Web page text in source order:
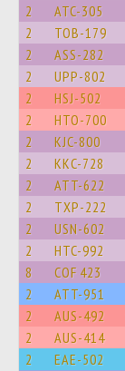
2 ATC-305
2 TOB-179
2 ASS-282
2 UPP-802
2 HSJ-502
2 HTO-700
2 KJC-800
2 KKC-728
2 ATT-622
2 TXP-222
2 USN-602
2 HTC-992
8 COF 423
2 ATT-951
2 AUS-492
2 AUS-414
2 EAE-502